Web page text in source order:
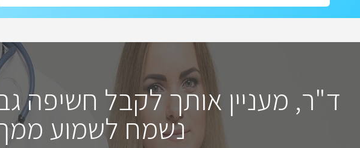
ד"ר, מעניין אותך לקבל חשיפה
נשמח לשמוע